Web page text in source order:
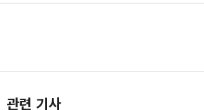
관련 기사